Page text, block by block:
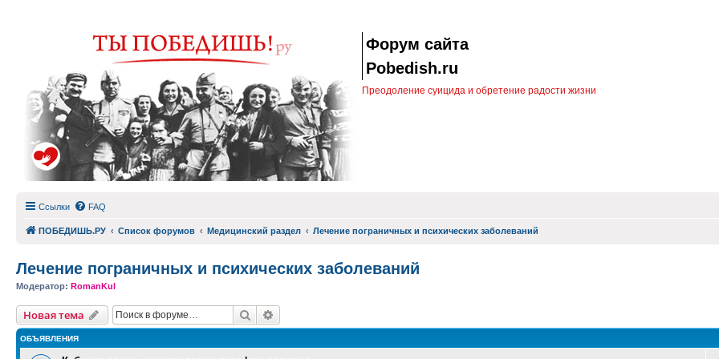
Форум сайта
Pobedish.ru
Преодоление суицида и обретение радости жизни
Ссылки FAQ
ПОБЕДИШЬ.РУ Список форумов Медицинский раздел Лечение пограничных и психических заболеваний
Лечение пограничных и психических заболеваний
Модератор: RomanKul
Новая тема Поиск
ОБЪЯВЛЕНИЯ